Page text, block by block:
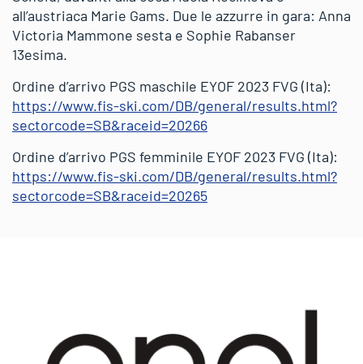
all’austriaca Marie Gams. Due le azzurre in gara: Anna
Victoria Mammone sesta e Sophie Rabanser
13esima.
Ordine d’arrivo PGS maschile EYOF 2023 FVG (Ita):
https://www.fis-ski.com/DB/general/results.html?
sectorcode=SB&raceid=20266
Ordine d’arrivo PGS femminile EYOF 2023 FVG (Ita):
https://www.fis-ski.com/DB/general/results.html?
sectorcode=SB&raceid=20265